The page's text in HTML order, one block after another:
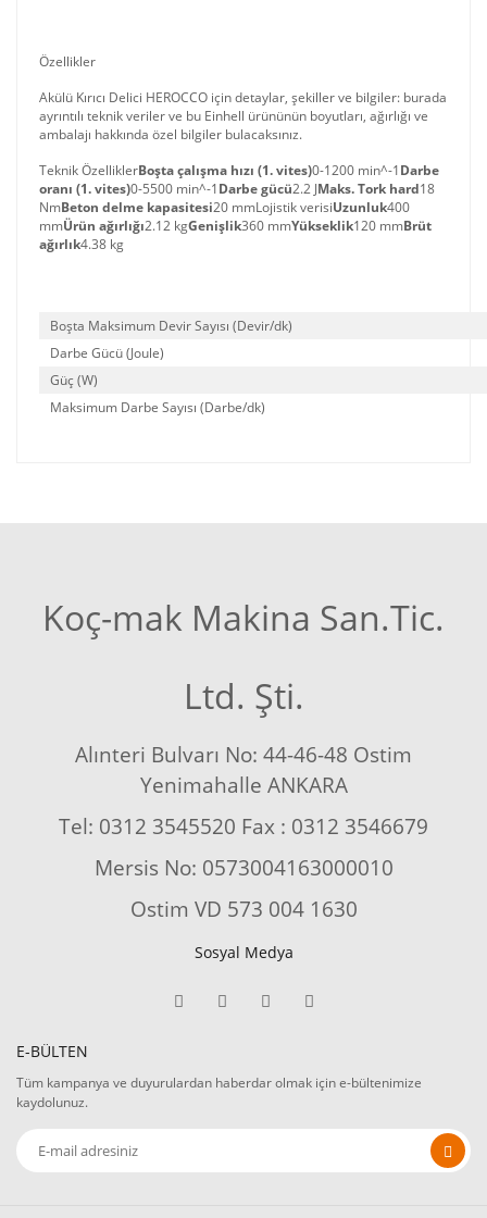
Özellikler
Akülü Kırıcı Delici HEROCCO için detaylar, şekiller ve bilgiler: burada
ayrıntılı teknik veriler ve bu Einhell ürününün boyutları, ağırlığı ve
ambalajı hakkında özel bilgiler bulacaksınız.
Teknik ÖzelliklerBoşta çalışma hızı (1. vites)0-1200 min^-1Darbe
oranı (1. vites)0-5500 min^-1Darbe gücü2.2 JMaks. Tork hard18
NmBeton delme kapasitesi20 mmLojistik verisiUzunluk400
mmÜrün ağırlığı2.12 kgGenişlik360 mmYükseklik120 mmBrüt
ağırlık4.38 kg
Boşta Maksimum Devir Sayısı (Devir/dk)
Darbe Gücü (Joule)
Güç (W)
Maksimum Darbe Sayısı (Darbe/dk)
Koç-mak Makina San.Tic.
Ltd. Şti.
Alınteri Bulvarı No: 44-46-48 Ostim
Yenimahalle ANKARA
Tel: 0312 3545520 Fax : 0312 3546679
Mersis No: 0573004163000010
Ostim VD 573 004 1630
Sosyal Medya
E-BÜLTEN
Tüm kampanya ve duyurulardan haberdar olmak için e-bültenimize
kaydolunuz.